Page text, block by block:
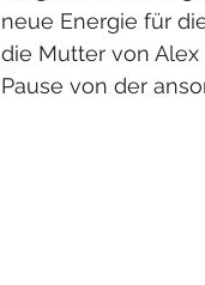
neue Energie für
die Mutter von
Pause von der